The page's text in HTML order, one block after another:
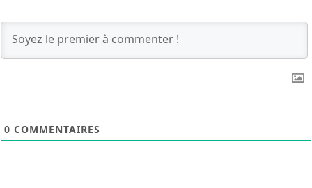
0 COMMENTAIRES